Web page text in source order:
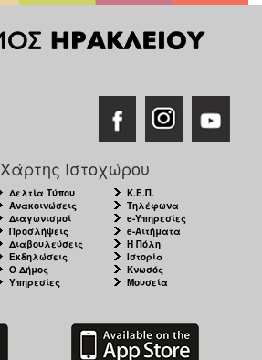
Χάρτης Ιστοχώρου
Δελτία Τύπου
Ανακοινώσεις
Διαγωνισμοί
Προσλήψεις
Διαβουλεύσεις
Εκδηλώσεις
Ο Δήμος
Υπηρεσίες
Κ.Ε.Π.
Τηλέφωνα
e-Υπηρεσίες
e-Αιτήματα
Η Πόλη
Ιστορία
Κνωσός
Μουσεία